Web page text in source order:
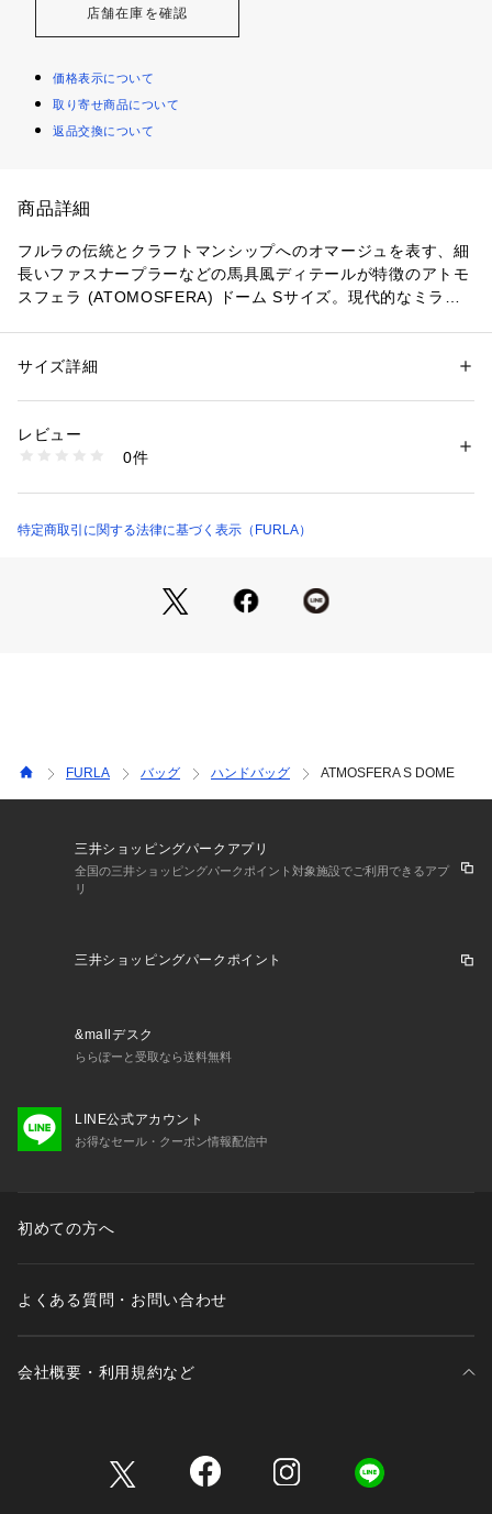
店舗在庫を確認
価格表示について
取り寄せ商品について
返品交換について
商品詳細
フルラの伝統とクラフトマンシップへのオマージュを表す、細
長いファスナープラーなどの馬具風ディテールが特徴のアトモ
スフェラ (ATOMOSFERA) ドーム Sサイズ。現代的なミラノ
- 内側にオープンポケットx2
- ファスナー式開閉
【お読みください】
・商品の特性上しわなどがみられる場合がございますのでご了
性別：レディース
素材：グレイン レザー
商品番号：
WB01936BX4255 （ショップ）
サイズ詳細
レビュー
0件
特定商取引に関する法律に基づく表示（FURLA）
FURLA バッグ ハンドバッグ ATMOSFERA S DOME
三井ショッピングパークアプリ
全国の三井ショッピングパークポイント対象施設でご利用できるアプ
リ
三井ショッピングパークポイント
&mallデスク
ららぽーと受取なら送料無料
LINE公式アカウント
お得なセール・クーポン情報配信中
初めての方へ
よくある質問・お問い合わせ
会社概要・利用規約など